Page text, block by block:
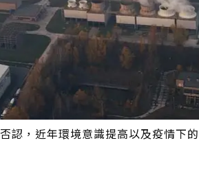
認，近年環境意識提高以及疫情下